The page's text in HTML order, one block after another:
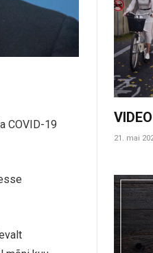
COVID-19
21. mai